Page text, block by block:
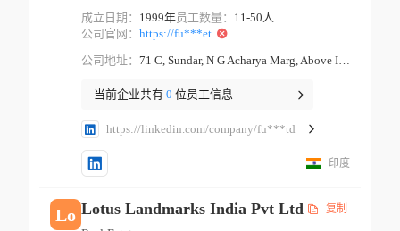
成立日期： 1999年员工数量： 11-50人
公司官网： https://fu***et
公司地址：
71 C, Sundar, N G Acharya Marg, Above Indian Bank Mumbai Maharashtra
当前企业共有 0 位员工信息
https://linkedin.com/company/fu***td
印度
Lo Lotus Landmarks India Pvt Ltd 复制